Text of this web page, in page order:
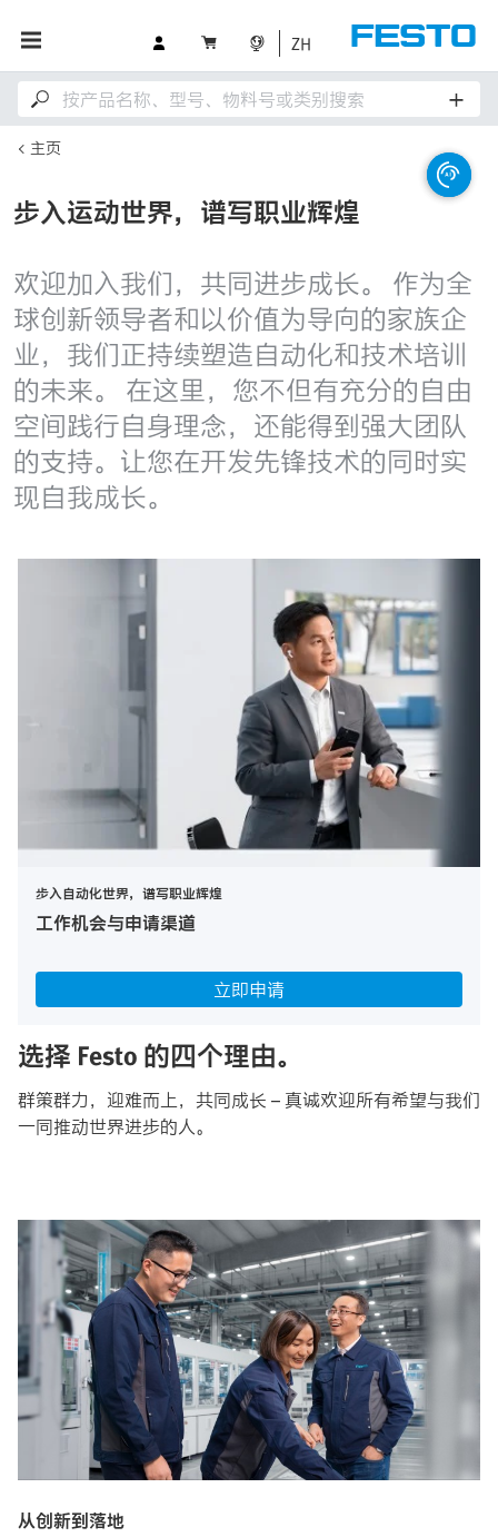
ZH
主页
步入运动世界，谱写职业辉煌
欢迎加入我们，共同进步成长。 作为全
球创新领导者和以价值为导向的家族企
业，我们正持续塑造自动化和技术培训
的未来。 在这里，您不但有充分的自由
空间践行自身理念，还能得到强大团队
的支持。让您在开发先锋技术的同时实
现自我成长。
步入自动化世界，谱写职业辉煌
工作机会与申请渠道
立即申请
选择 Festo 的四个理由。
群策群力，迎难而上，共同成长 – 真诚欢迎所有希望与我们
一同推动世界进步的人。
从创新到落地